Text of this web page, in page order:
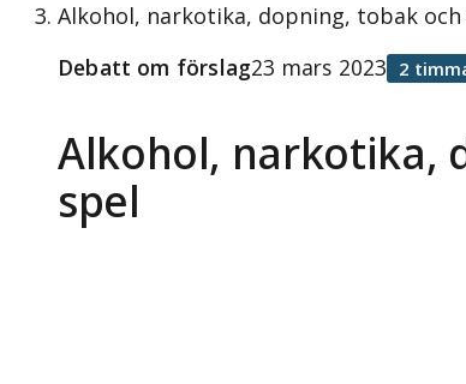
Alkohol, narkotika, dopning, tobak
Alkohol, narkotika,
spel
Debatt om förslag23 mars 2023 2